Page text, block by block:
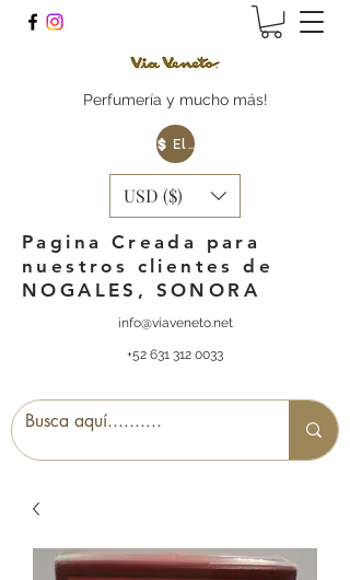
Perfumería y mucho más!
Elige tu Moneda
USD ($)
Pagina Creada para
nuestros clientes de
NOGALES, SONORA
info@viaveneto.net
+52 631 312 0033